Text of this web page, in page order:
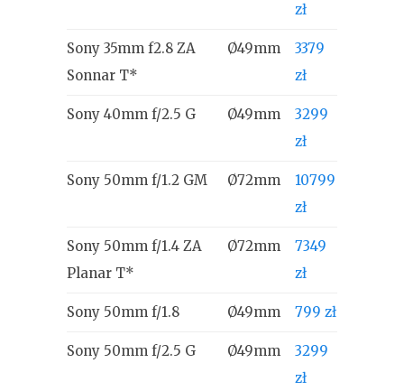
zł
Sony 35mm f2.8 ZA
Sonnar T*
Ø49mm
3379
zł
Sony 40mm f/2.5 G Ø49mm
3299
zł
Sony 50mm f/1.2 GM Ø72mm
10799
zł
Sony 50mm f/1.4 ZA
Planar T*
Ø72mm
7349
zł
Sony 50mm f/1.8 Ø49mm 799 zł
Sony 50mm f/2.5 G Ø49mm
3299
zł